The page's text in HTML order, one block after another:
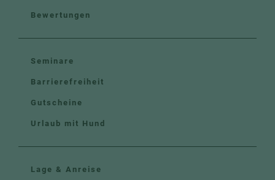
Bewertungen
Seminare
Barrierefreiheit
Gutscheine
Urlaub mit Hund
Lage & Anreise